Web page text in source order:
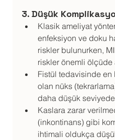
3. Düşük
Klasik ameliyat
enfeksiyon ve doku
riskler bulunurken,
riskler önemli ölçüde
Fistül tedavisinde
olan nüks
daha düşük
Kaslara zarar
(inkontinans) gibi
ihtimali oldukça